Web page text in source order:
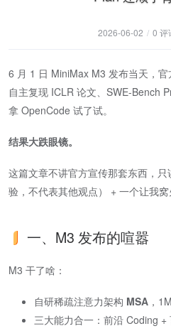
2026-06-02 / 0 评
6 月 1 日 MiniMax M3 发布当天，
自主复现 ICLR 论文、SWE-
拿 OpenCode 试了试。
结果大跌眼镜。
这篇文章不讲官方宣传那套东西，
验，不代表其他观点） + 一个让我窝
一、M3 发布的喧嚣
M3 干了啥：
自研稀疏注意力架构 ​ MSA ，
三大能力合一：前沿 Coding